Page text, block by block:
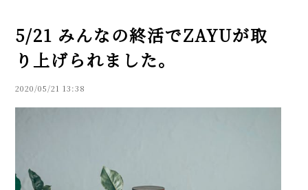
5/21 みんなの終活でZAYUが取
り上げられました。
2020/05/21 13:38